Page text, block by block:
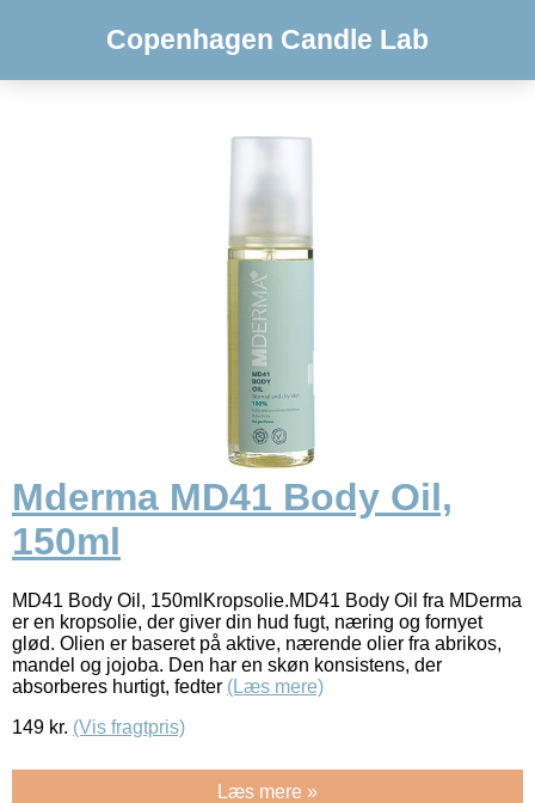
Copenhagen Candle Lab
Mderma MD41 Body Oil,
150ml
MD41 Body Oil, 150mlKropsolie.MD41 Body Oil fra MDerma
er en kropsolie, der giver din hud fugt, næring og fornyet
glød. Olien er baseret på aktive, nærende olier fra abrikos,
mandel og jojoba. Den har en skøn konsistens, der
absorberes hurtigt, fedter (Læs mere)
149 kr. (Vis fragtpris)
Læs mere »